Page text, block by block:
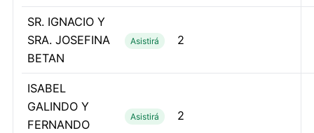
SR. IGNACIO Y
SRA. JOSEFINA
BETAN
Asistirá 2
ISABEL
GALINDO Y
FERNANDO
Asistirá 2